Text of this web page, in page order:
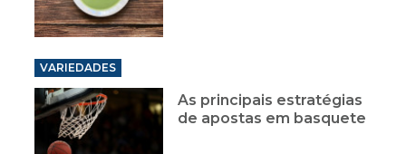
VARIEDADES
As principais estratégias
de apostas em basquete